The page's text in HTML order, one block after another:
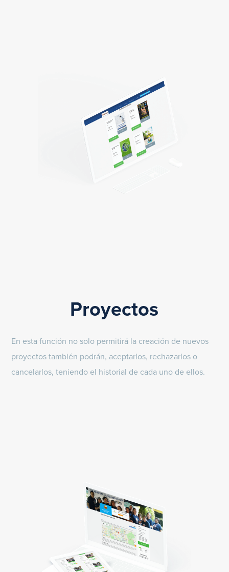
Proyectos
En esta función no solo permitirá la creación de nuevos
proyectos también podrán, aceptarlos, rechazarlos o
cancelarlos, teniendo el historial de cada uno de ellos.